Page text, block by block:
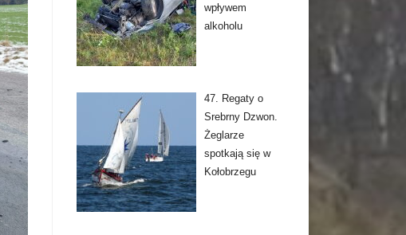
wpływem
alkoholu
47. Regaty o
Srebrny Dzwon.
Żeglarze
spotkają się w
Kołobrzegu